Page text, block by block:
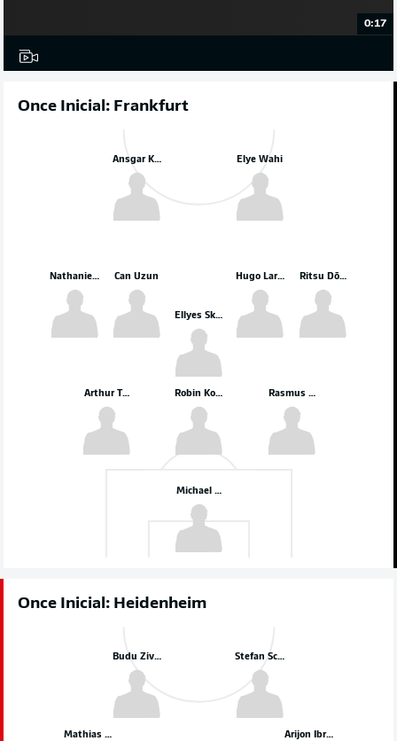
0:17
Once Inicial: Frankfurt
Michael Zetterer
Arthur Theate Robin Koch Rasmus Kristensen
Nathaniel Brown
Ellyes Skhiri
Hugo Larsson Ritsu Dōan
Can Uzun
Ansgar Knauff Elye Wahi
Once Inicial: Heidenheim
Mathias Honsak Arijon Ibrahimović
Stefan Schimmer
Budu Zivzivadze